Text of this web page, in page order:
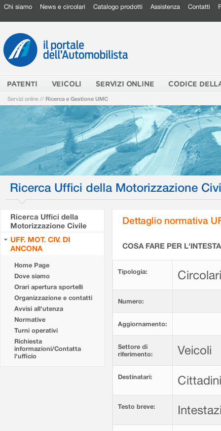
Chi siamo News e circolari Catalogo prodotti Assistenza Contatti
PATENTI VEICOLI SERVIZI ONLINE CODICE
Servizi online // Ricerca e Gestione UMC
Ricerca Uffici della Motorizzazione
Ricerca Uffici della
Motorizzazione Civile
UFF. MOT. CIV. DI
ANCONA
Home Page
Dove siamo
Orari apertura sportelli
Organizzazione e contatti
Avvisi all'utenza
Normative
Turni operativi
Richiesta
informazioni/Contatta
l'ufficio
Dettaglio normativa
COSA FARE PER
Tipologia: Circolari
Numero:
Aggiornamento:
Settore di
riferimento:
Veicoli
Destinatari:
Testo breve: